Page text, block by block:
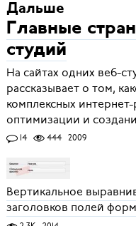
Дальше
Главные
студий
На сайтах одних веб-
рассказывает о том,
комплексных
оптимизации и
14 444 2009
Вертикальное
заголовков полей форм